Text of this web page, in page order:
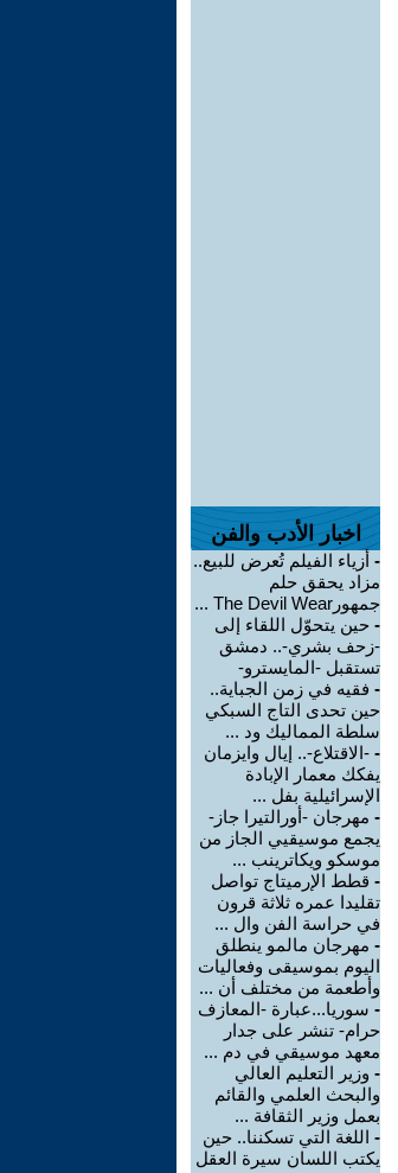
اخبار الأدب والفن
- أزياء الفيلم تُعرض للبيع..
مزاد يحقق حلم
جمهورThe Devil Wear ...
- حين يتحوّل اللقاء إلى
-زحف بشري-.. دمشق
تستقبل -المايسترو-
- فقيه في زمن الجباية..
حين تحدى التاج السبكي
سلطة المماليك ود ...
- -الاقتلاع-.. إيال وايزمان
يفكك معمار الإبادة
الإسرائيلية بفل ...
- مهرجان -أورالتيرا جاز-
يجمع موسيقيي الجاز من
موسكو ويكاترينب ...
- قطط الإرميتاج تواصل
تقليدا عمره ثلاثة قرون
في حراسة الفن وال ...
- مهرجان مالمو ينطلق
اليوم بموسيقى وفعاليات
وأطعمة من مختلف أن ...
- سوريا...عبارة -المعازف
حرام- تنشر على جدار
معهد موسيقي في دم ...
- وزير التعليم العالي
والبحث العلمي والقائم
بعمل وزير الثقافة ...
- اللغة التي تسكننا.. حين
يكتب اللسان سيرة العقل